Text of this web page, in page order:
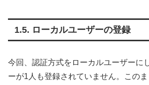
ローカルユーザーの登録
今回、認証方式をローカルユーザーに
ーが1人も登録されていません。この